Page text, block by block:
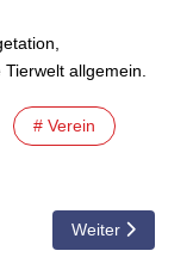
allgemein.
# Verein
auf denNächster
Weiter